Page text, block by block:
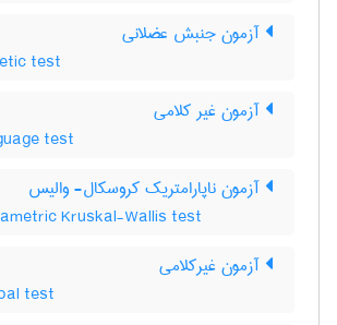
آزمون جنبش عضلانی
test
آزمون غیر کلامی
test
آزمون ناپارامتریک کروسکال- والیس
Kruskal-Wallis test
آزمون غیرکلامی
test